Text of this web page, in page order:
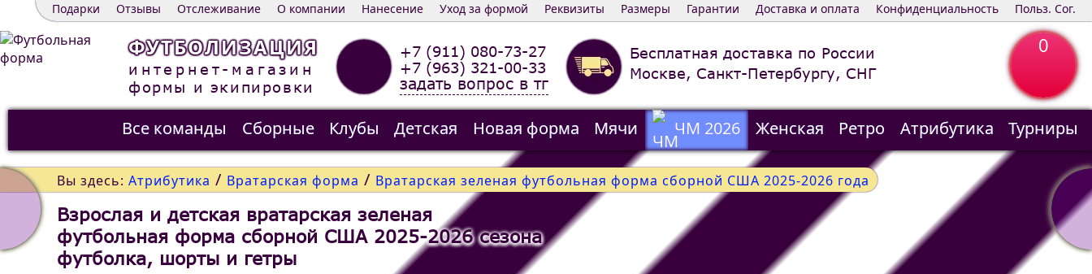
Польз. Сог.
Конфиденциальность
Доставка и оплата
Гарантии
Размеры
Реквизиты
Уход за формой
Нанесение
О компании
Отслеживание
Отзывы
Подарки
ФУТБОЛИЗАЦИЯ
интернет-магазин
формы и экипировки
+7 (911) 080-73-27
+7 (963) 321-00-33
задать вопрос в тг
Бесплатная доставка по России
Москве, Санкт-Петербургу, СНГ
Все команды Сборные Клубы Детская Новая форма Мячи ЧМ 2026 Женская Ретро Атрибутика
Турниры
Распродажа
Контакты
Вы здесь: Атрибутика / Вратарская форма / Вратарская зеленая футбольная форма сборной США 2025-2026 года
Взрослая и детская вратарская зеленая
футбольная форма сборной США 2025-2026 сезона
футболка, шорты и гетры
0